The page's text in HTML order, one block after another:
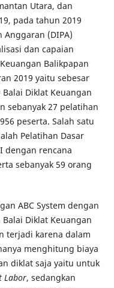
Utara, dan
pada tahun 2019
Anggaran (DIPA)
dan capaian
Balikpapan
2019 yaitu sebesar
Balai Diklat Keuangan
sebanyak 27 pelatihan
peserta. Salah satu
Pelatihan Dasar
dengan rencana
sebanyak 59 orang
ABC System dengan
Diklat Keuangan
terjadi karena dalam
menghitung biaya
diklat saja yaitu untuk
Labor, sedangkan